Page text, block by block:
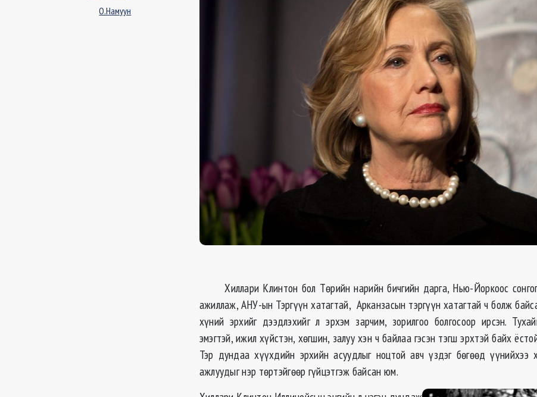
О.Намуун
Хиллари Клинтон бол Төрийн нарийн бичгийн дарга, Нью-Йоркоос
ажиллаж, АНУ-ын Тэргүүн хатагтай, Арканзасын тэргүүн хатагтай ч болж
хүний эрхийг дээдлэхийг л эрхэм зарчим, зорилгоо болгосоор ирсэн.
эмэгтэй, ижил хүйстэн, хөгшин, залуу хэн ч байлаа гэсэн тэгш эрхтэй байх
Тэр дундаа хүүхдийн эрхийн асуудлыг ноцтой авч үздэг бөгөөд үүнийхээ
ажлуудыг нэр төртэйгөөр гүйцэтгэж байсан юм.